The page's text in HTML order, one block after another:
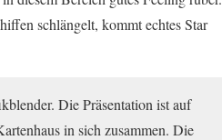
schlängelt, kommt echtes Star
Die Präsentation ist auf
in sich zusammen. Die